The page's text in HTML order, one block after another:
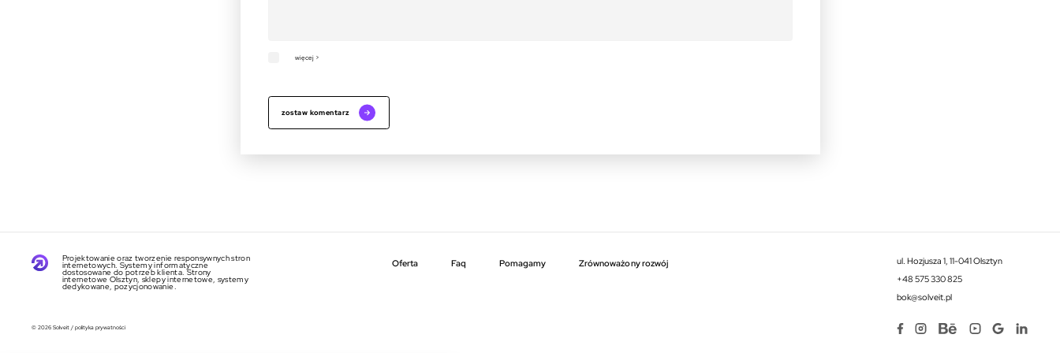
więcej >
zostaw komentarz
Projektowanie oraz tworzenie responsywnych stron
internetowych. Systemy informatyczne
dostosowane do potrzeb klienta. Strony
internetowe Olsztyn, sklepy internetowe, systemy
dedykowane, pozycjonowanie.
Oferta faq pomagamy zrównoważony rozwój
ul. Hozjusza 1, 11-041 Olsztyn
+48 575 330 825
bok@solveit.pl
© 2026 Solveit / polityka prywatności